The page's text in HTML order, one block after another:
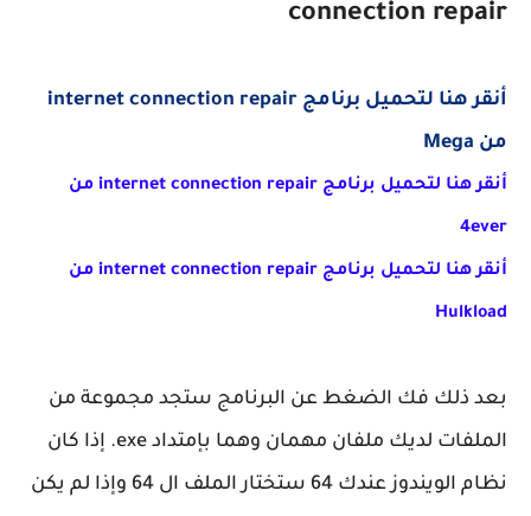
connection repair
أنقر هنا لتحميل برنامج internet connection repair
من Mega
أنقر هنا لتحميل برنامج internet connection repair من
4ever
أنقر هنا لتحميل برنامج internet connection repair من
Hulkload
بعد ذلك فك الضغط عن البرنامج ستجد مجموعة من
الملفات لديك ملفان مهمان وهما بإمتداد exe. إذا كان
نظام الويندوز عندك 64 ستختار الملف ال 64 وإذا لم يكن